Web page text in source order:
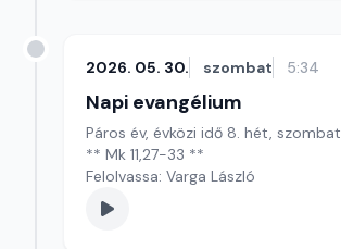
2026. 05. 30. szombat 5:34
Napi evangélium
Páros év, évközi idő 8. hét, szombat
** Mk 11,27-33 **
Felolvassa: Varga László